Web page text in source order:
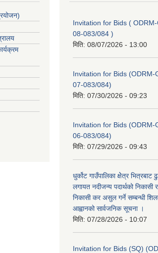
Invitation for Bids (
08-083/084 )
मिति: 08/07/2026 - 13:00
Invitation for Bids (ODRM-
07-083/084)
मिति: 07/30/2026 - 09:23
Invitation for Bids (ODRM-
06-083/084)
मिति: 07/29/2026 - 09:43
धुर्कोट गाउँपालिका क्षेेत्र भित्रबाट
लगायत नदीजन्य पदार्थको
निकासी कर असुल गर्ने सम्बन्धी
आह्वानको सार्वजनिक सूचना ।
मिति: 07/28/2026 - 10:07
Invitation for Bids (SQ)